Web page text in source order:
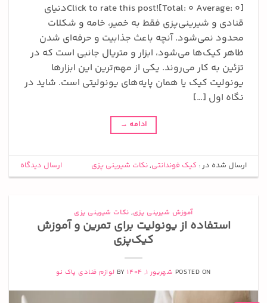
Click to rate this post![Total: 0 Average: 0]دنیای
قنادی و شیرینی‌پزی فقط به خمیر، خامه و شکلات
محدود نمی‌شود. آنچه باعث جذابیت و حرفه‌ای شدن
ظاهر کیک‌ها می‌شود، ابزار و متریال جانبی است که در
تزئین به کار می‌روند. یکی از مهم‌ترین این ابزارها
یونولیت کیک یا همان پایه‌های یونولیتی است. شاید در
نگاه اول […]
ادامه →
ارسال شده در : کیک فوندانتی,نکات شیرینی پزی ارسال دیدگاه
آموزش شیرینی پزی, نکات شیرینی پزی
استفاده از یونولیت برای تمرین و آموزش
کیک‌پزی
POSTED ON شهریور 1, 1404 BY لوازم قنادی پاک نو